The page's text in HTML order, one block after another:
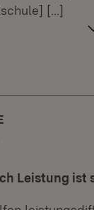
[…]
Leistung ist